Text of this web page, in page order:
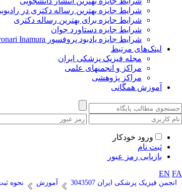
شرایط جایزه بهترین رساله دکتری در
شرایط جایزه برای بهترین رساله دکتری
شرایط جایزه دستاورد جوان
شرایط جایزه یادبود پروفسور Kiyonari Inamura
لینک‌های مرتبط
مجله فیزیک پزشکی ایران
مراکز و انجمنهای علمی
مراکز پژوهشی
آموزش همگانی
ورود خودکار
ثبت نام
بازیابی رمز عبور
EN FA
انجمن فیزیک پزشکی ایران 3043507 آموزش نحوه